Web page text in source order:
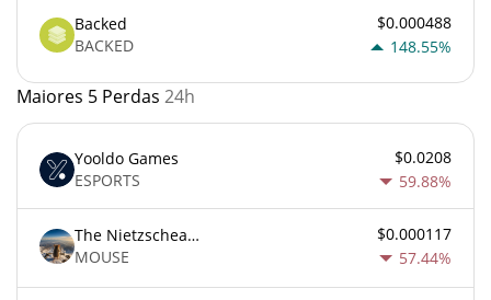
Backed
BACKED
$0.000488
148.55%
Maiores 5 Perdas 24h
Yooldo Games
ESPORTS
$0.0208
59.88%
The Nietzschean Mouse
MOUSE
$0.000117
57.44%